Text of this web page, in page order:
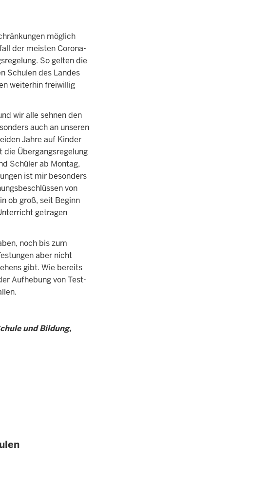
möglich
der meisten Corona-
So gelten die
Schulen des Landes
weiterhin freiwillig
wir alle sehnen den
auch an unseren
Jahre auf Kinder
die Übergangsregelung
Schüler ab Montag,
ist mir besonders
von
ob groß, seit Beginn
getragen
noch bis zum
aber nicht
gibt. Wie bereits
Aufhebung von Test-
und Bildung,